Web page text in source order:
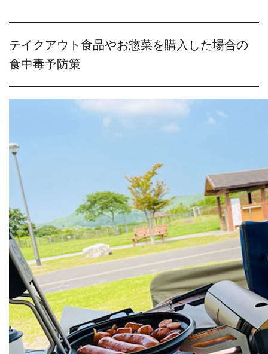
テイクアウト食品やお惣菜を購入した場合の
食中毒予防策